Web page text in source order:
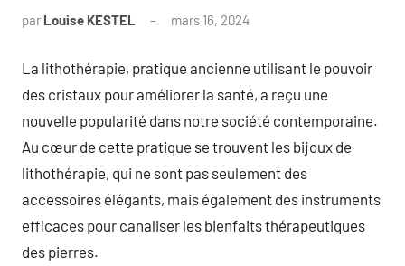
par Louise KESTEL mars 16, 2024
La lithothérapie, pratique ancienne utilisant le pouvoir
des cristaux pour améliorer la santé, a reçu une
nouvelle popularité dans notre société contemporaine.
Au cœur de cette pratique se trouvent les bijoux de
lithothérapie, qui ne sont pas seulement des
accessoires élégants, mais également des instruments
efficaces pour canaliser les bienfaits thérapeutiques
des pierres.